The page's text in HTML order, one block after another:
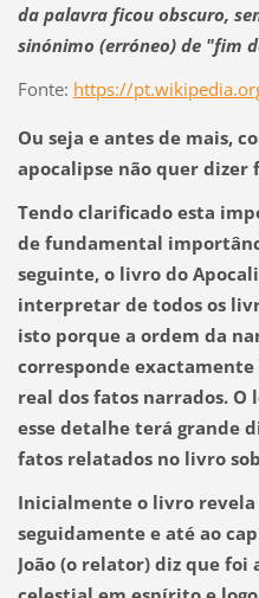
da palavra ficou obscuro,
sinónimo (erróneo) de "fim
Fonte: https://
Ou seja e antes de mais,
apocalipse não quer dizer
Tendo clarificado esta
de fundamental
seguinte, o livro do
interpretar de todos os
isto porque a ordem da
corresponde
real dos fatos narrados.
esse detalhe terá grande
fatos relatados no livro
Inicialmente o livro revela
seguidamente e até ao
João (o relator) diz que